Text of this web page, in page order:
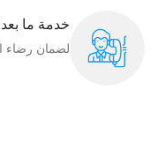
خدمة ما بعد
لضمان رضاء